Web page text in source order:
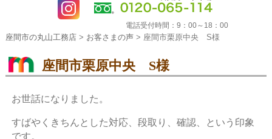
電話受付時間： 9：00～18：00
座間市の丸山工務店> お客さまの声> 座間市栗原中央 S様
座間市栗原中央 S様
お世話になりました。
すばやくきちんとした対応、段取り、確認、という印象
です。